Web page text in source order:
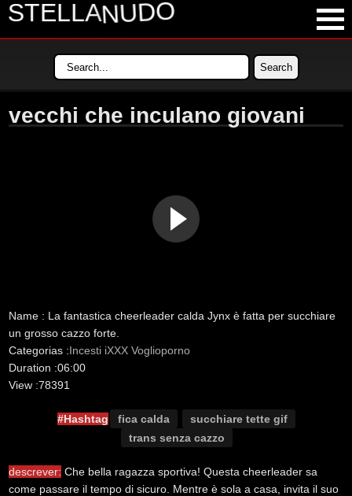
STELLANUDO
LATEST VIDEOS
LONGEST VIDEOS
vecchi che inculano giovani
Name : La fantastica cheerleader calda Jynx è fatta per succhiare
un grosso cazzo forte.
Categorias :Incesti iXXX Voglioporno
Duration :06:00
View :78391
#Hashtag fica calda
succhiare tette gif
trans senza cazzo
descrever: Che bella ragazza sportiva! Questa cheerleader sa
come passare il tempo di sicuro. Mentre è sola a casa, invita il suo